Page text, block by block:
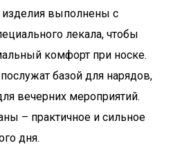
выполнены с
лекала, чтобы
комфорт при носке.
базой для нарядов,
вечерних мероприятий.
– практичное и сильное
дня.